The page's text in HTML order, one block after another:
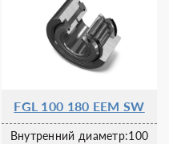
FGL 100 180 EEM SW
Внутренний диаметр:100